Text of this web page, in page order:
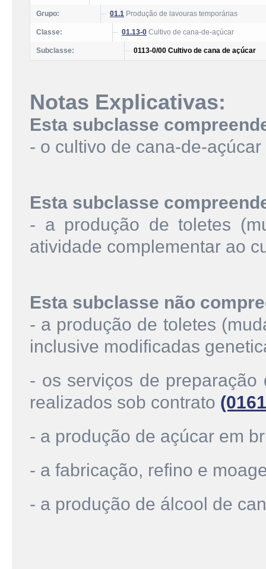
Grupo: 01.1 Produção de lavouras temporárias
Classe: 01.13-0 Cultivo de cana-de-açúcar
Subclasse: 0113-0/00 Cultivo de cana de açúcar
Notas Explicativas:
Esta subclasse
- o cultivo de cana-de-açúcar
Esta subclasse
- a produção de toletes
atividade complementar ao
Esta subclasse não
- a produção de toletes
inclusive modificadas
- os serviços de
realizados sob contrato
- a produção de açúcar em
- a fabricação, refino e
- a produção de álcool de